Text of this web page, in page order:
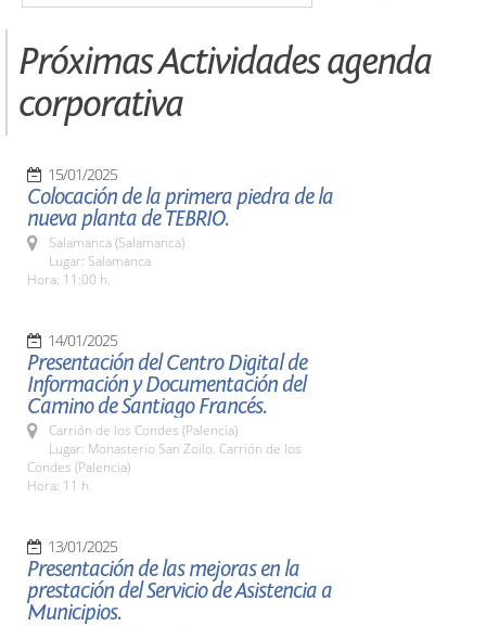
Próximas Actividades agenda
corporativa
15/01/2025
Colocación de la primera piedra de la
nueva planta de TEBRIO.
Salamanca (Salamanca)
Lugar: Salamanca
Hora: 11:00 h.
14/01/2025
Presentación del Centro Digital de
Información y Documentación del
Camino de Santiago Francés.
Carrión de los Condes (Palencia)
Lugar: Monasterio San Zoilo. Carrión de los
Condes (Palencia)
Hora: 11 h.
13/01/2025
Presentación de las mejoras en la
prestación del Servicio de Asistencia a
Municipios.